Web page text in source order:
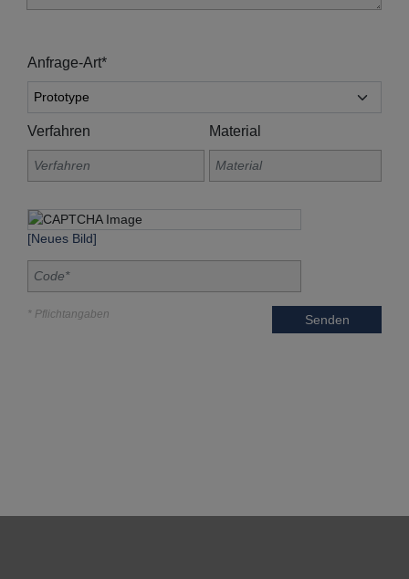
Anfrage-Art*
Verfahren Material
[Neues Bild]
* Pflichtangaben Senden